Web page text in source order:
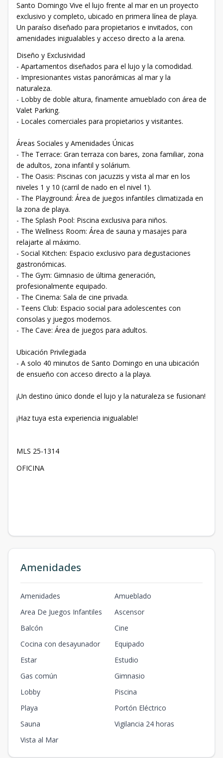
Santo Domingo Vive el lujo frente al mar en un proyecto
exclusivo y completo, ubicado en primera línea de playa.
Un paraíso diseñado para propietarios e invitados, con
amenidades inigualables y acceso directo a la arena.
Diseño y Exclusividad
- Apartamentos diseñados para el lujo y la comodidad.
- Impresionantes vistas panorámicas al mar y la
naturaleza.
- Lobby de doble altura, finamente amueblado con área de
Valet Parking.
- Locales comerciales para propietarios y visitantes.
Áreas Sociales y Amenidades Únicas
- The Terrace: Gran terraza con bares, zona familiar, zona
de adultos, zona infantil y solárium.
- The Oasis: Piscinas con jacuzzis y vista al mar en los
niveles 1 y 10 (carril de nado en el nivel 1).
- The Playground: Área de juegos infantiles climatizada en
la zona de playa.
- The Splash Pool: Piscina exclusiva para niños.
- The Wellness Room: Área de sauna y masajes para
relajarte al máximo.
- Social Kitchen: Espacio exclusivo para degustaciones
gastronómicas.
- The Gym: Gimnasio de última generación,
profesionalmente equipado.
- The Cinema: Sala de cine privada.
- Teens Club: Espacio social para adolescentes con
consolas y juegos modernos.
- The Cave: Área de juegos para adultos.
Ubicación Privilegiada
- A solo 40 minutos de Santo Domingo en una ubicación
de ensueño con acceso directo a la playa.
¡Un destino único donde el lujo y la naturaleza se fusionan!
¡Haz tuya esta experiencia inigualable!
MLS 25-1314
OFICINA
Amenidades
Amenidades
Amueblado
Area De Juegos Infantiles
Ascensor
Balcón
Cine
Cocina con desayunador
Equipado
Estar
Estudio
Gas común
Gimnasio
Lobby
Piscina
Playa
Portón Eléctrico
Sauna
Vigilancia 24 horas
Vista al Mar